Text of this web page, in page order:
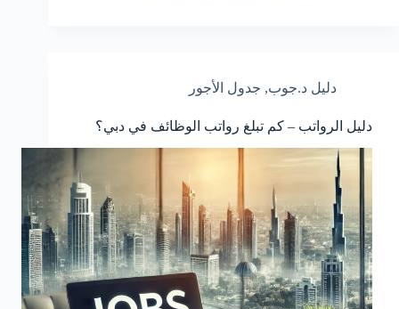
دليل د.جوب, جدول الأجور
دليل الرواتب – كم تبلغ رواتب الوظائف في دبي؟